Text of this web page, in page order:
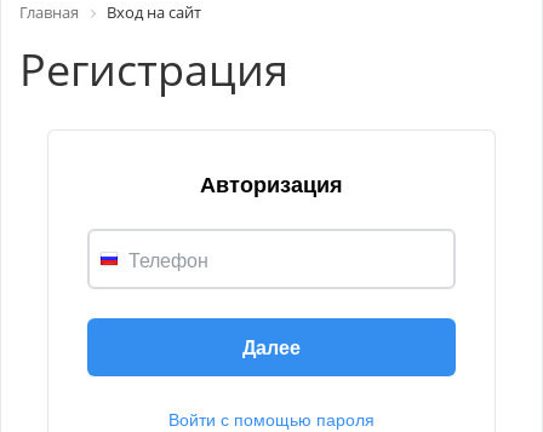
Главная Вход на сайт
Регистрация
Авторизация
Телефон
Далее
Войти с помощью пароля